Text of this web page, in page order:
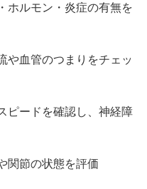
ホルモン・炎症の有無を
や血管のつまりをチェッ
ピードを確認し、神経障
関節の状態を評価